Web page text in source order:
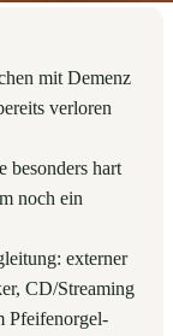
mit Demenz
verloren
besonders hart
noch ein
externer
CD/Streaming
Pfeifenorgel-